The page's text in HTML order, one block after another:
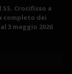
Crocifisso a
completo dei
3 maggio 2026